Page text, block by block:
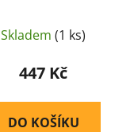
– Písková
Skladem (1 ks)
447 Kč
DO KOŠÍKU